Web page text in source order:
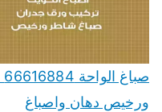
ورخيص دهان واصباغ